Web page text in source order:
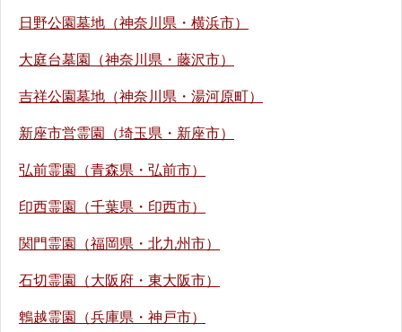
日野公園墓地（神奈川県・横浜市）
大庭台墓園（神奈川県・藤沢市）
吉祥公園墓地（神奈川県・湯河原町）
新座市営霊園（埼玉県・新座市）
弘前霊園（青森県・弘前市）
印西霊園（千葉県・印西市）
関門霊園（福岡県・北九州市）
石切霊園（大阪府・東大阪市）
鵯越霊園（兵庫県・神戸市）